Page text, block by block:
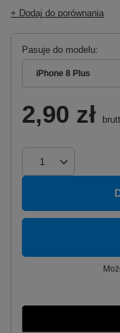
+ Dodaj do porównania
Pasuje do modelu
iPhone 8 Plus
2,90 zł